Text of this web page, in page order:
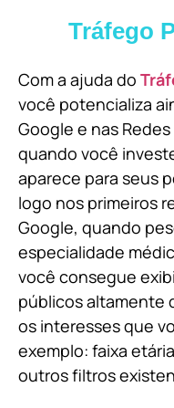
Tráfego
Com a ajuda do
você potencializa
Google e nas
quando você
aparece para seus
logo nos primeiros
Google, quando
especialidade
você consegue
públicos altamente
os interesses que
exemplo: faixa
outros filtros